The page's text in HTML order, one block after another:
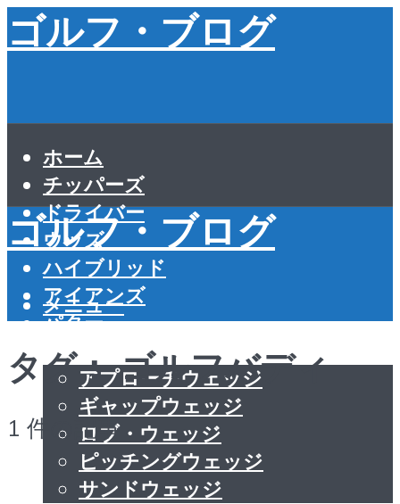
ゴルフ・ブログ
ホーム
チッパーズ
ドライバー
ウッズ
ハイブリッド
アイアンズ
パター
ウェッジソール
アプローチウェッジ
ギャップウェッジ
ロブ・ウェッジ
ピッチングウェッジ
サンドウェッジ
ゴルフ・ブログ
メニュー
タグ：ゴルフバディ
1 件の記事